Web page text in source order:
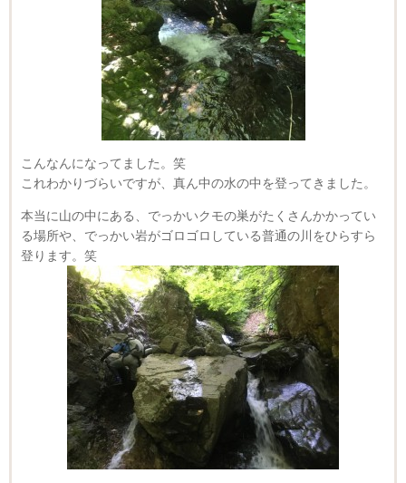
こんなんになってました。笑
これわかりづらいですが、真ん中の水の中を登ってきました。
本当に山の中にある、でっかいクモの巣がたくさんかかってい
る場所や、でっかい岩がゴロゴロしている普通の川をひらすら
登ります。笑